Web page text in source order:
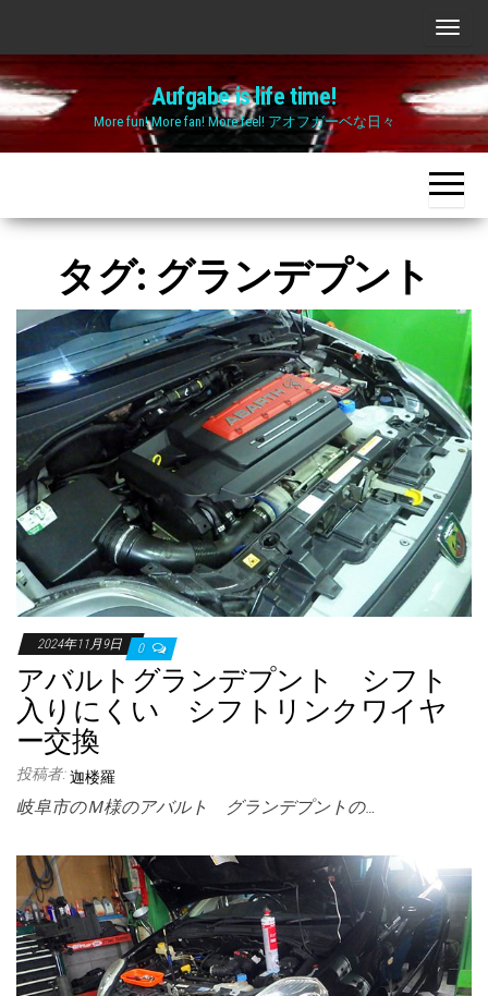
the
content
ナ
ビ
ゲ
ー
シ
ョ
ン
替
Aufgabe is life time!
More fun! More fan! More feel! アオフガーベな日々
タグ: グランデプント
2024年11月9日 0
アバルトグランデプント シフト
入りにくい シフトリンクワイヤ
ー交換
投稿者: 迦楼羅
岐阜市のＭ様のアバルト グランデプントの…